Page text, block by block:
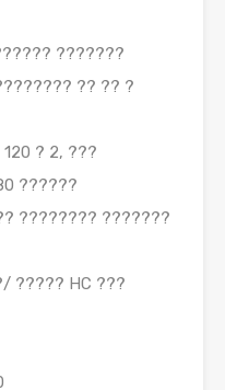
???????
?? ?? ?
? 2, ???
??????
???????? ???????
????? HC ???